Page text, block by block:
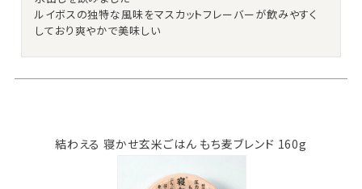
ルイボスの独特な風味をマスカットフレーバーが飲みやすく
しており爽やかで美味しい
結わえる 寝かせ玄米ごはん もち麦ブレンド 160g